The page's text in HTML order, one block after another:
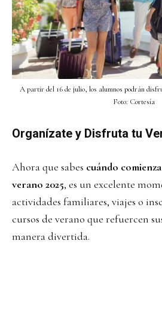
A partir del 16 de julio, los alumnos podrán
Foto: Cortesía
Organízate y Disfruta tu
Ahora que sabes cuándo
verano 2025, es un excelente
actividades familiares, viajes o
cursos de verano que refuercen
manera divertida.